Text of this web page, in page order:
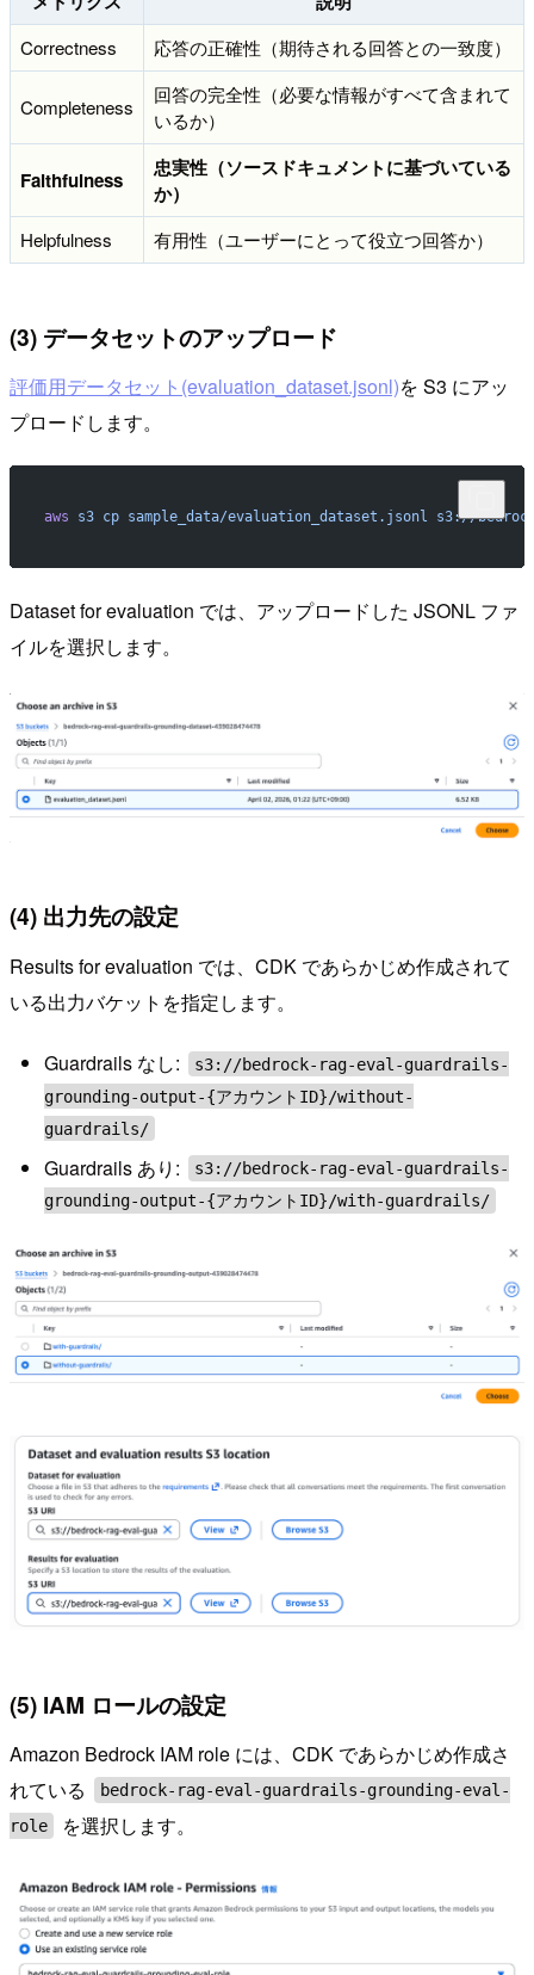
Correctness 応答の正確性（期待される回答との一致度）
Completeness
回答の完全性（必要な情報がすべて含まれて
いるか）
Faithfulness
忠実性（ソースドキュメントに基づいている
か）
Helpfulness 有用性（ユーザーにとって役立つ回答か）
(3) データセットのアップロード
評価用データセット(evaluation_dataset.jsonl)を S3 にアッ
プロードします。
aws s3 cp sample_data/evaluation_dataset.jsonl s3://
Dataset for evaluation では、アップロードした JSONL ファ
イルを選択します。
(4) 出力先の設定
Results for evaluation では、CDK であらかじめ作成されて
いる出力バケットを指定します。
Guardrails なし:
s3://bedrock-rag-eval-guardrails-
grounding-output-{アカウントID}/without-
guardrails/
Guardrails あり:
s3://bedrock-rag-eval-guardrails-
grounding-output-{アカウントID}/with-guardrails/
(5) IAM ロールの設定
Amazon Bedrock IAM role には、CDK であらかじめ作成さ
れている
bedrock-rag-eval-guardrails-grounding-eval-
role
を選択します。